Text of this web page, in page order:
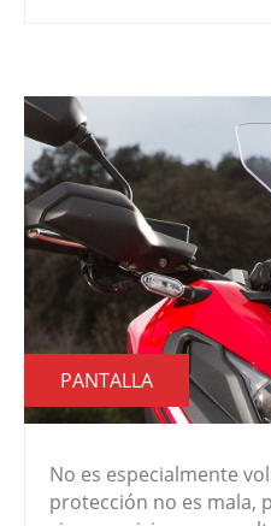
PANTALLA
No es especialmente
protección no es mala,